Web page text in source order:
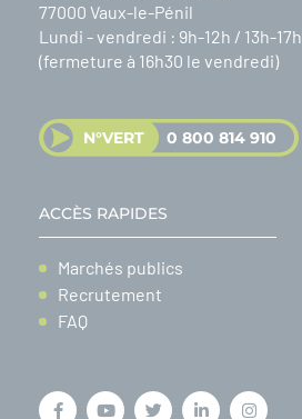
77000 Vaux-le-Pénil
Lundi - vendredi : 9h-12h / 13h-17h
(fermeture à 16h30 le vendredi)
N°VERT 0 800 814 910
ACCÈS RAPIDES
Marchés publics
Recrutement
FAQ